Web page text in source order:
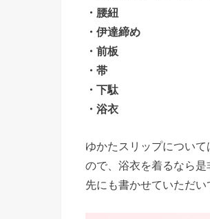
・腰紐
・伊達締め
・前板
・帯
・下駄
・浴衣
ゆかたスリップについ
ので、浴衣を着るなら是
先にも書かせていただい